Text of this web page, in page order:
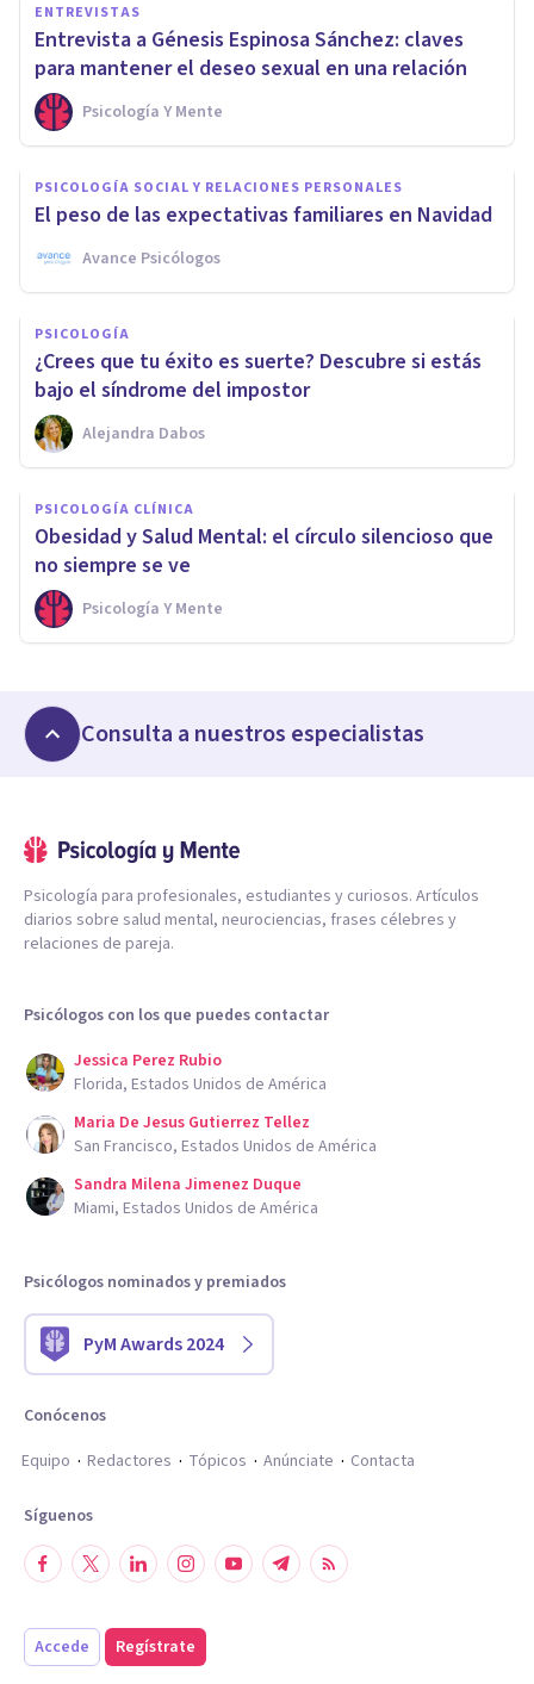
ENTREVISTAS
Entrevista a Génesis Espinosa Sánchez: claves
para mantener el deseo sexual en una relación
Psicología Y Mente
PSICOLOGÍA SOCIAL Y RELACIONES PERSONALES
El peso de las expectativas familiares en Navidad
Avance Psicólogos
PSICOLOGÍA
¿Crees que tu éxito es suerte? Descubre si estás
bajo el síndrome del impostor
Alejandra Dabos
PSICOLOGÍA CLÍNICA
Obesidad y Salud Mental: el círculo silencioso que
no siempre se ve
Psicología Y Mente
Consulta a nuestros especialistas
Psicología para profesionales, estudiantes y curiosos. Artículos
diarios sobre salud mental, neurociencias, frases célebres y
relaciones de pareja.
Psicólogos con los que puedes contactar
Jessica Perez Rubio
Florida, Estados Unidos de América
Maria De Jesus Gutierrez Tellez
San Francisco, Estados Unidos de América
Sandra Milena Jimenez Duque
Miami, Estados Unidos de América
Psicólogos nominados y premiados
PyM Awards 2024
Conócenos
Equipo
Redactores Tópicos Anúnciate Contacta
Síguenos
Accede Regístrate